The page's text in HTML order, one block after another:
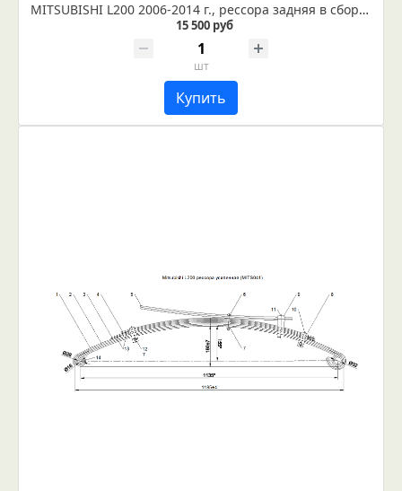
MITSUBISHI L200 2006-2014 г., рессора задняя в сборе усиленная (Арт. IR 01-10ус)
15 500 руб
шт
Купить